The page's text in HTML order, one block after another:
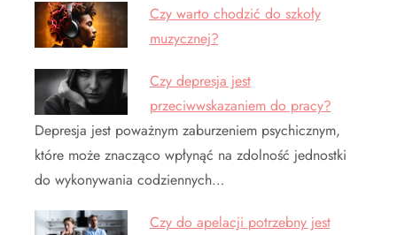
Czy warto chodzić do szkoły
muzycznej?
Czy depresja jest
przeciwwskazaniem do pracy?
Depresja jest poważnym zaburzeniem psychicznym,
które może znacząco wpłynąć na zdolność jednostki
do wykonywania codziennych…
Czy do apelacji potrzebny jest